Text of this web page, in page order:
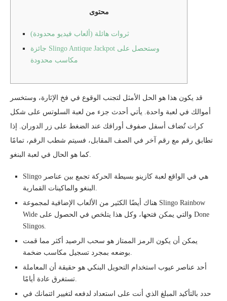
محتوى
ثروات هائلة (ألعاب فيديو محدودة)
جائزة Slingo Antique Jackpot وستحصل على
مكاسب محدودة
قد يكون هذا هو الحل الأمثل لتجنب الوقوع في فخ الإثارة، وستخسر
أموالك في لعبة واحدة. يأتي أحدث جزء من لعبة السلوتس على شكل
كرات تُضاف أسفل صفوف أوراقك عند الضغط على زر الدوران. إذا
تطابق رقم مع رقم آخر في الصف المقابل، فسيتم شطب الرقم، تمامًا
كما هو الحال في لعبة البنغو.
Slingo هي في الواقع لعبة كازينو بسيطة الحركة تجمع بين عناصر
البنغو والماكينات القمارية.
هناك أيضًا الكثير من الألعاب الإضافية لمجموعة Slingo Rainbow
Wide والتي يمكن فتحها، وكل هذا يتلخص في الحصول على Done
Slingos.
يمكن أن يكون الرمز الممتاز هو سحب الرصيد أكثر مما قمت
بوضعه بمجرد تسجيل مكاسب ضخمة.
أحد عناصر عيوب استخدام التحويل البنكي هو حقيقة أن المعاملة
تستغرق عادة أيامًا.
حدد بالتأكيد المبلغ الذي أنت على استعداد لدفعه لتغيير ائتمانك في